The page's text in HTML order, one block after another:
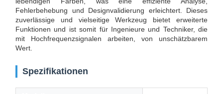
Fehlerbehebung und Designvalidierung erleichtert. Dieses
zuverlässige und vielseitige Werkzeug bietet erweiterte
Funktionen und ist somit für Ingenieure und Techniker, die
mit Hochfrequenzsignalen arbeiten, von unschätzbarem
Wert.
Spezifikationen